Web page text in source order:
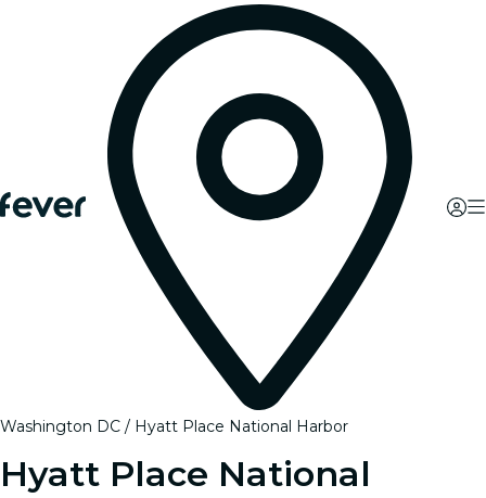
Washington DC Hyatt Place National Harbor
Hyatt Place National